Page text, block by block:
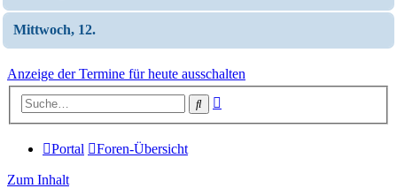
Mittwoch, 12.
Anzeige der Termine für heute ausschalten
Suche
Portal Foren-Übersicht
Zum Inhalt